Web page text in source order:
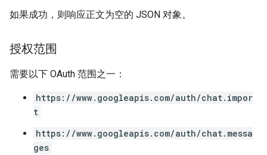
如果成功，则响应正文为空的 JSON 对象。
授权范围
需要以下 OAuth 范围之一：
https://www.googleapis.com/auth/chat.impor
t
https://www.googleapis.com/auth/chat.messa
ges